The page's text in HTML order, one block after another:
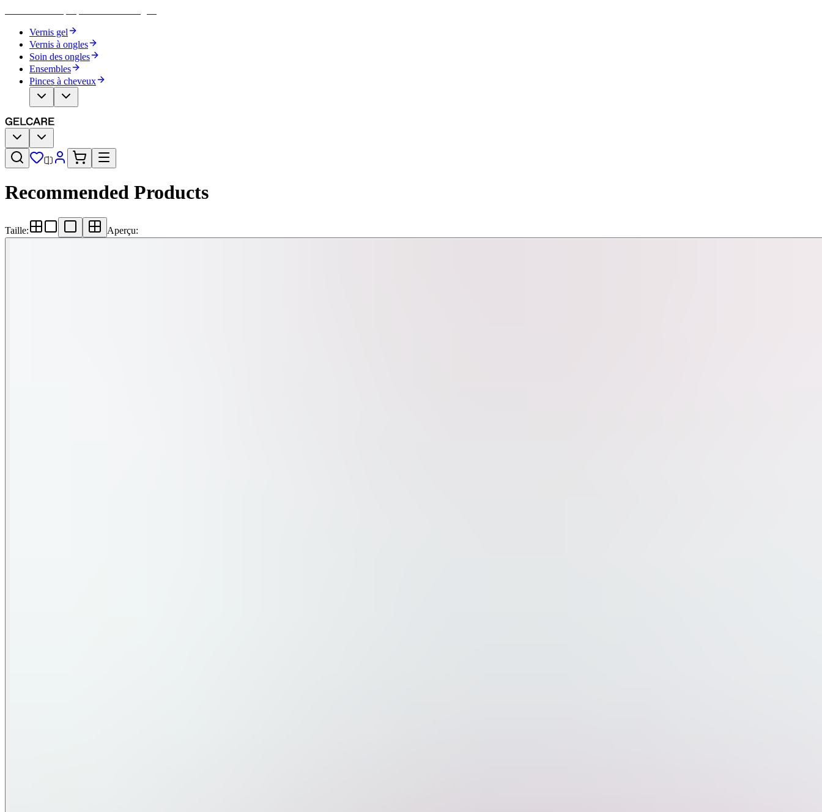
Vernis gel
Vernis à ongles
Soin des ongles
Ensembles
Pinces à cheveux
Recommended Products
Taille: Aperçu: